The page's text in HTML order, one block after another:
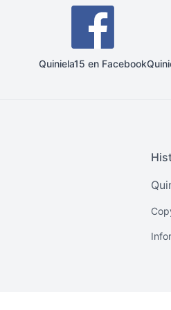
Quiniela15 en Facebook